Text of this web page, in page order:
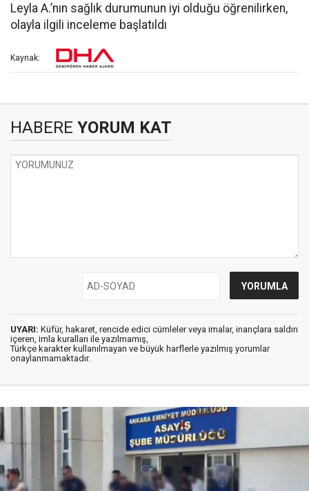
Leyla A.’nın sağlık durumunun iyi olduğu öğrenilirken,
olayla ilgili inceleme başlatıldı
Kaynak:
HABERE YORUM KAT
UYARI: Küfür, hakaret, rencide edici cümleler veya imalar, inançlara saldırı
içeren, imla kuralları ile yazılmamış,
Türkçe karakter kullanılmayan ve büyük harflerle yazılmış yorumlar
onaylanmamaktadır.